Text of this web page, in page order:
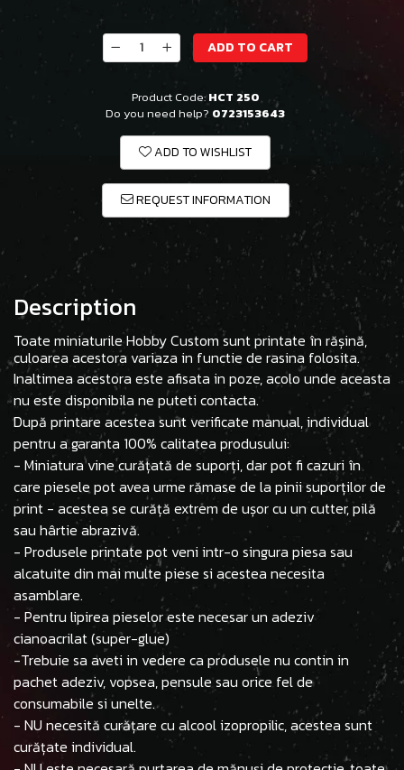
ADD TO CART
Product Code: HCT 250
Do you need help? 0723153643
ADD TO WISHLIST
REQUEST INFORMATION
Description
Toate miniaturile Hobby Custom sunt printate în rășină,
culoarea acestora variaza in functie de rasina folosita.
Inaltimea acestora este afisata in poze, acolo unde aceasta
nu este disponibila ne puteti contacta.
După printare acestea sunt verificate manual, individual
pentru a garanta 100% calitatea produsului:
- Miniatura vine curățată de suporți, dar pot fi cazuri în
care piesele pot avea urme rămase de la pinii suporților de
print - acestea se curăță extrem de ușor cu un cutter, pilă
sau hârtie abrazivă.
- Produsele printate pot veni intr-o singura piesa sau
alcatuite din mai multe piese si acestea necesita
asamblare.
- Pentru lipirea pieselor este necesar un adeziv
cianoacrilat (super-glue)
-Trebuie sa aveti in vedere ca produsele nu contin in
pachet adeziv, vopsea, pensule sau orice fel de
consumabile si unelte.
- NU necesită curățare cu alcool izopropilic, acestea sunt
curățate individual.